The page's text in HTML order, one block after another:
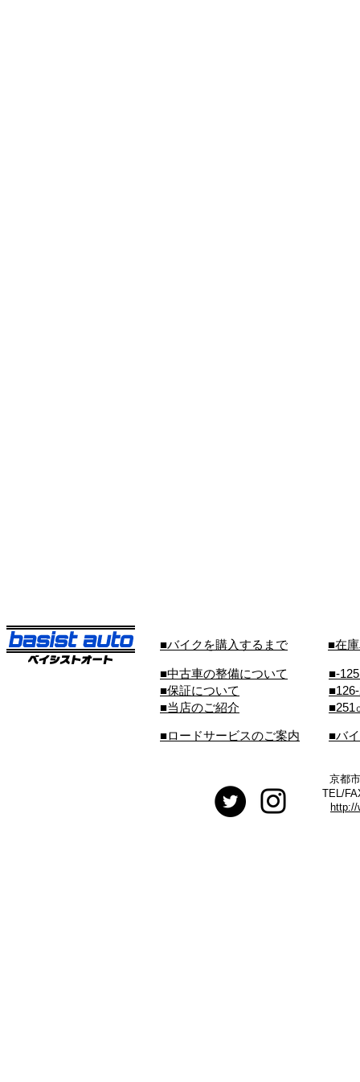
■バイクを購入するまで ■在
■中古車の整備について
■保証について
■当店のご紹介
■-
■251
■ロードサービスのご案内 ■バ
京都
TEL/